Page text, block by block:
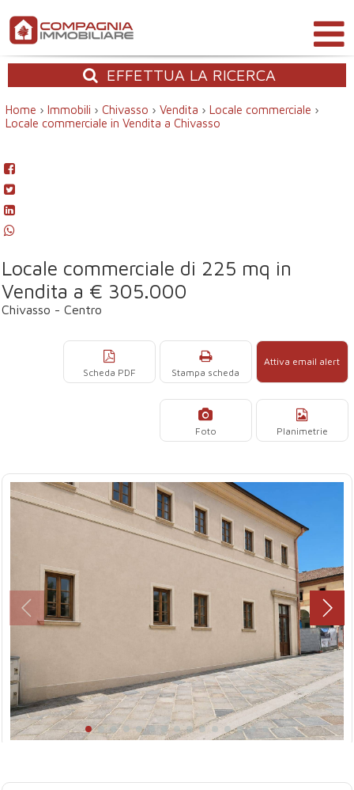
EFFETTUA LA RICERCA
Home › Immobili › Chivasso › Vendita › Locale commerciale ›
Locale commerciale in Vendita a Chivasso
Locale commerciale di 225 mq in
Vendita a € 305.000
Chivasso - Centro
Attiva email alert
Stampa scheda
Scheda PDF
Planimetrie
Foto